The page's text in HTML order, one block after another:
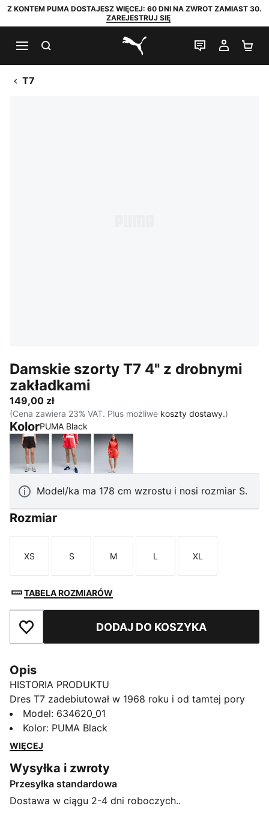
Z KONTEM PUMA DOSTAJESZ WIĘCEJ: 60 DNI NA ZWROT ZAMIAST 30.
ZAREJESTRUJ SIĘ
PUMA.com
CZAT NA
MOJE
T7
Damskie szorty T7 4" z drobnymi
zakładkami
149,00 zł
(Cena zawiera 23% VAT. Plus możliwe koszty dostawy.)
KolorPUMA Black
PUMA BlackFor All Time Red
Red Flash
Model/ka ma 178 cm wzrostu i nosi rozmiar S.
Rozmiar
Rozmiar
XS
Rozmiar
S
Rozmiar
M
Rozmiar
L
Rozmiar
XL
TABELA ROZMIARÓW
Dodaj do ulubionychDODAJ DO KOSZYKA
Opis
HISTORIA PRODUKTU
Dres T7 zadebiutował w 1968 roku i od tamtej pory
zmienia zasady gry. Dzięki charakterystycznym
bocznym panelom, czystemu krojowi i
charakterystycznemu DNA PUMA model T7 zyskał
mocniejszy charakter dzięki wyrazistej palecie
kolorów, luźnym i krótszym fasonom oraz dużemu
logo PUMA Cat, które dodaje zadziorności. Te szorty
Model: 634620_01
Kolor: PUMA Black
WIĘCEJ
Wysyłka i zwroty
Przesyłka standardowa
Dostawa w ciągu 2-4 dni roboczych..